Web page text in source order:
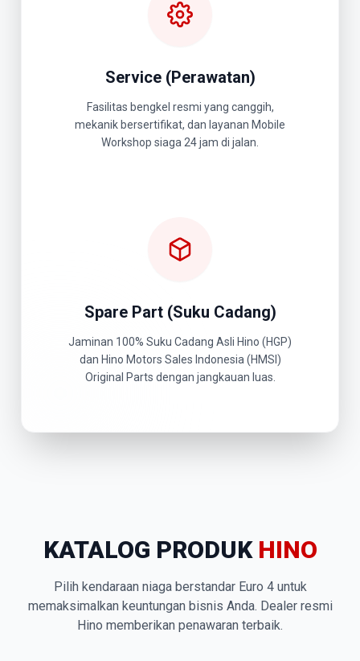
Service (Perawatan)
Fasilitas bengkel resmi yang canggih,
mekanik bersertifikat, dan layanan Mobile
Workshop siaga 24 jam di jalan.
Spare Part (Suku Cadang)
Jaminan 100% Suku Cadang Asli Hino (HGP)
dan Hino Motors Sales Indonesia (HMSI)
Original Parts dengan jangkauan luas.
KATALOG PRODUK HINO
Pilih kendaraan niaga berstandar Euro 4 untuk
memaksimalkan keuntungan bisnis Anda. Dealer resmi
Hino memberikan penawaran terbaik.